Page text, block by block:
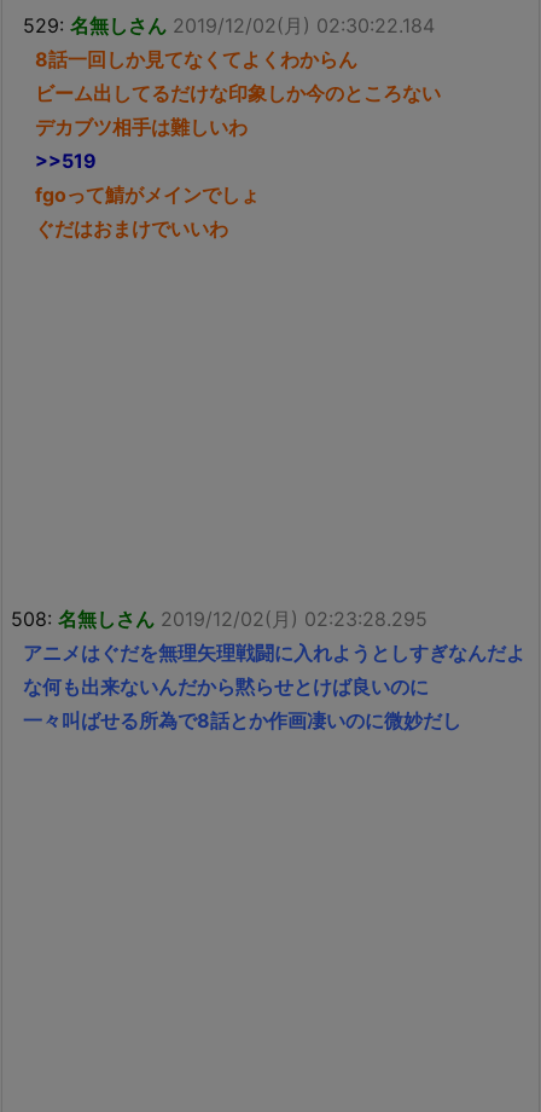
529: 名無しさん 2019/12/02(月) 02:30:22.184
8話一回しか見てなくてよくわからん
ビーム出してるだけな印象しか今のところない
デカブツ相手は難しいわ
>>519
fgoって鯖がメインでしょ
ぐだはおまけでいいわ
508: 名無しさん 2019/12/02(月) 02:23:28.295
アニメはぐだを無理矢理戦闘に入れようとしすぎなんだよ
な何も出来ないんだから黙らせとけば良いのに
一々叫ばせる所為で8話とか作画凄いのに微妙だし